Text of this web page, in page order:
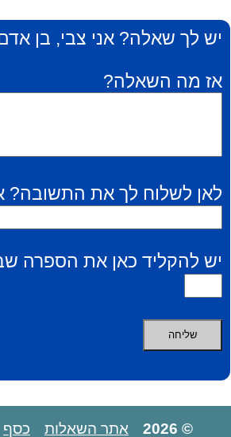
יש לך שאלה? אני צבי, בן
אז מה השאלה?
לאן לשלוח לך את התשובה?
יש להקליד כאן את הספרה
© 2026 אתר השאלות כסף